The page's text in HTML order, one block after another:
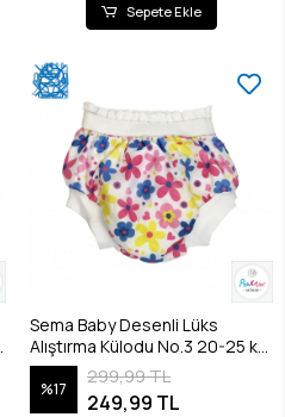
Sepete Ekle
Sema Baby Desenli Lüks
Alıştırma Külodu No.3 20-25 kg
- Flowers
%17
299,99 TL
249,99 TL